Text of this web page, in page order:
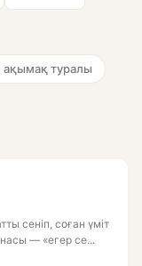
туралы
сеніп, соған үміт
— «егер се...